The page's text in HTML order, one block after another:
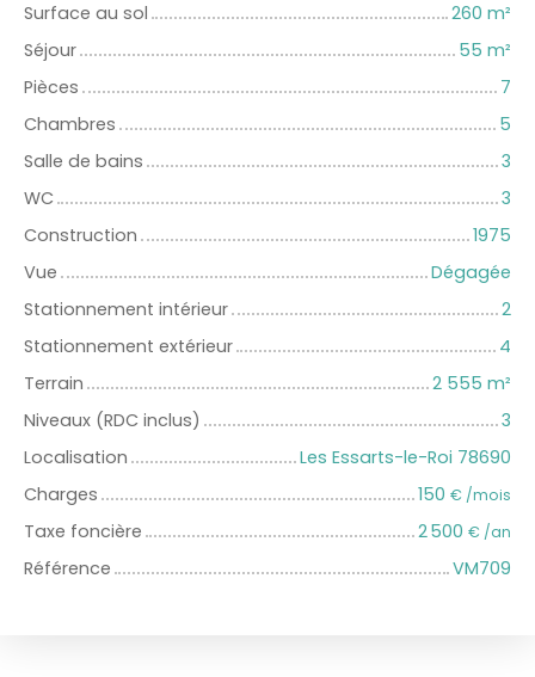
Surface au sol
260 m²
Séjour
55 m²
Pièces
7
Chambres
5
Salle de bains
3
WC
3
Construction
1975
Vue
Dégagée
Stationnement intérieur
2
Stationnement extérieur
4
Terrain
2 555 m²
Niveaux (RDC inclus)
3
Localisation
Les Essarts-le-Roi 78690
Charges
150 € /mois
Taxe foncière 2 500 € /an
Référence VM709